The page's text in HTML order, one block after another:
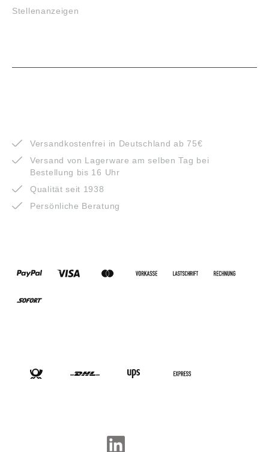
Stellenanzeigen
Versandkostenfrei in Deutschland ab 75€
Versand von Lagerware am selben Tag bei
Bestellung bis 16 Uhr
Qualität seit 1938
Persönliche Beratung